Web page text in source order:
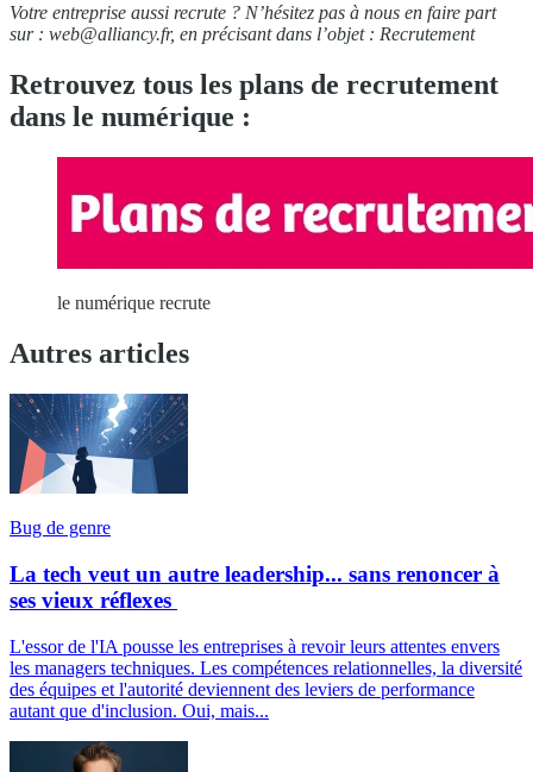
Votre entreprise aussi recrute ? N’hésitez pas à nous en faire part
sur : web@alliancy.fr, en précisant dans l’objet : Recrutement
Retrouvez tous les plans de recrutement
dans le numérique :
le numérique recrute
Autres articles
Bug de genre
La tech veut un autre leadership... sans renoncer à
ses vieux réflexes
L'essor de l'IA pousse les entreprises à revoir leurs attentes envers
les managers techniques. Les compétences relationnelles, la diversité
des équipes et l'autorité deviennent des leviers de performance
autant que d'inclusion. Oui, mais...